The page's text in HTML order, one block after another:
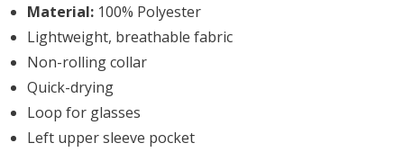
Material: 100% Polyester
Lightweight, breathable fabric
Non-rolling collar
Quick-drying
Loop for glasses
Left upper sleeve pocket